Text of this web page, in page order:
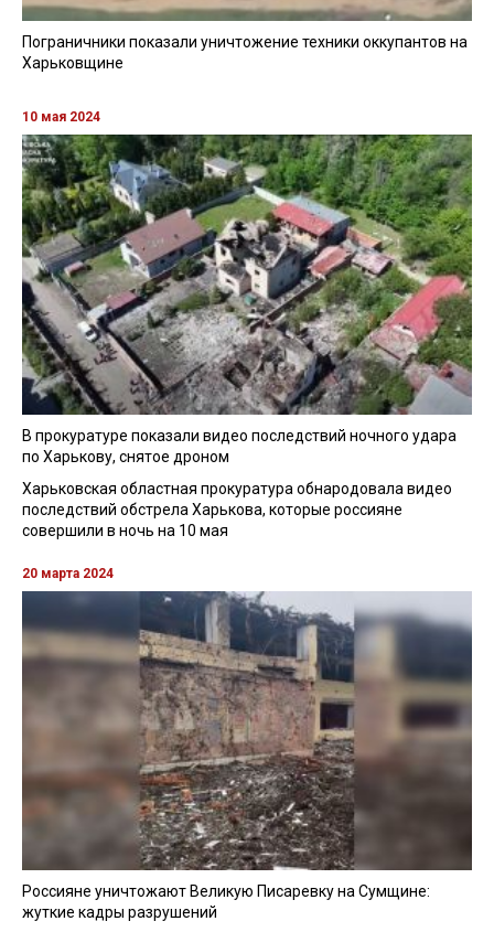
Пограничники показали уничтожение техники оккупантов на
Харьковщине
10 мая 2024
В прокуратуре показали видео последствий ночного удара
по Харькову, снятое дроном
Харьковская областная прокуратура обнародовала видео
последствий обстрела Харькова, которые россияне
совершили в ночь на 10 мая
20 марта 2024
Россияне уничтожают Великую Писаревку на Сумщине:
жуткие кадры разрушений